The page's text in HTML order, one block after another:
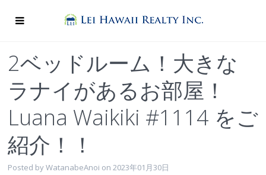
2ベッドルーム！大きな
ラナイがあるお部屋！
Luana Waikiki #1114 をご
紹介！！
Posted by WatanabeAnoi on 2023年01月30日